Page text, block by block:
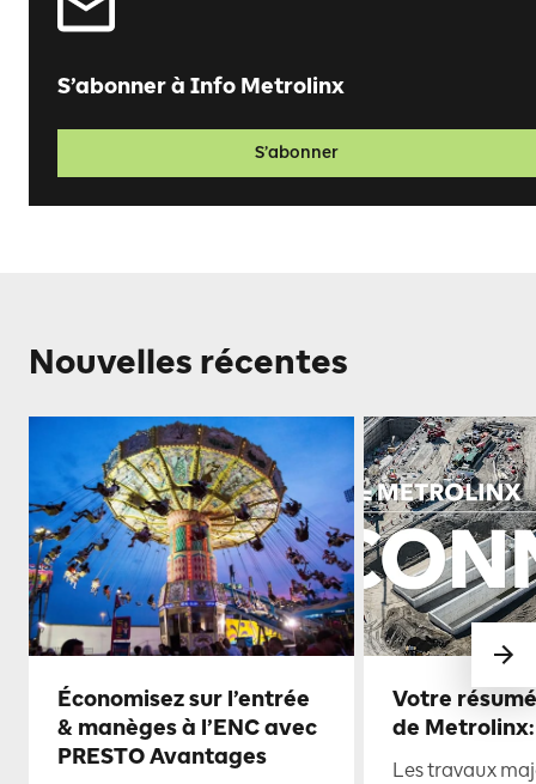
S’abonner à Info Metrolinx
S’abonner
Nouvelles récentes
Économisez sur l’entrée
& manèges à l’ENC avec
PRESTO Avantages
Votre
de
Les travaux